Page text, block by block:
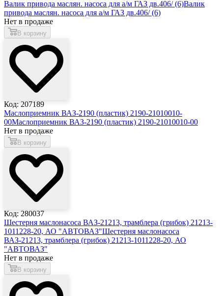
Валик привода маслян. насоса для а/м ГАЗ дв.406/ (6)Валик
привода маслян. насоса для а/м ГАЗ дв.406/ (6)
Нет в продаже
В корзину
Код: 207189
Маслоприемник ВАЗ-2190 (пластик) 2190-21010010-
00Маслоприемник ВАЗ-2190 (пластик) 2190-21010010-00
Нет в продаже
В корзину
Код: 280037
Шестерня маслонасоса ВАЗ-21213, трамблера (грибок) 21213-
1011228-20, АО "АВТОВАЗ"Шестерня маслонасоса
ВАЗ-21213, трамблера (грибок) 21213-1011228-20, АО
"АВТОВАЗ"
Нет в продаже
В корзину